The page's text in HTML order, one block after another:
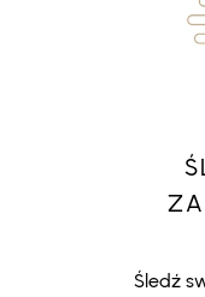
Śledź